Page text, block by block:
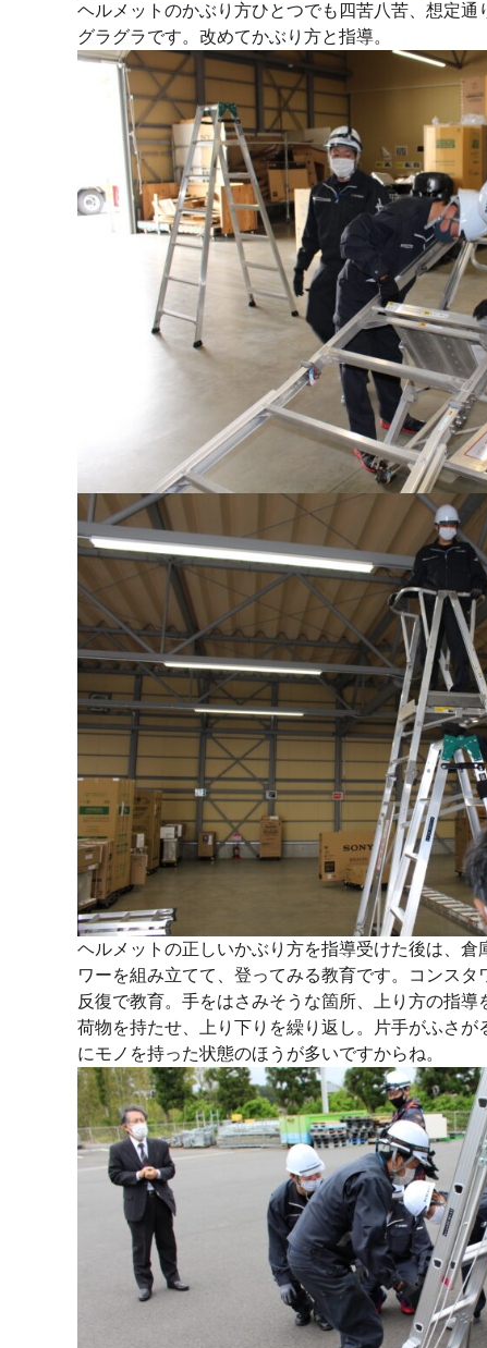
ヘルメットのかぶり方ひとつでも四苦八苦、想定通
グラグラです。改めてかぶり方と指導。
ヘルメットの正しいかぶり方を指導受けた後は、倉
ワーを組み立てて、登ってみる教育です。コンス
反復で教育。手をはさみそうな箇所、上り方の指
荷物を持たせ、上り下りを繰り返し。片手がふさ
にモノを持った状態のほうが多いですからね。